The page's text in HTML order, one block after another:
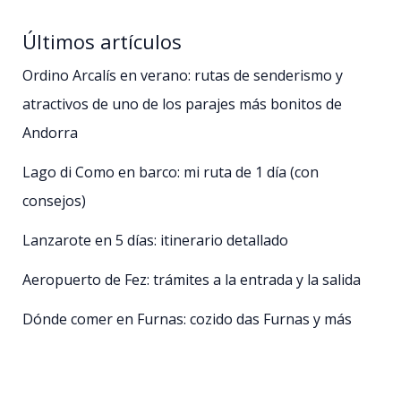
Últimos artículos
Ordino Arcalís en verano: rutas de senderismo y
atractivos de uno de los parajes más bonitos de
Andorra
Lago di Como en barco: mi ruta de 1 día (con
consejos)
Lanzarote en 5 días: itinerario detallado
Aeropuerto de Fez: trámites a la entrada y la salida
Dónde comer en Furnas: cozido das Furnas y más